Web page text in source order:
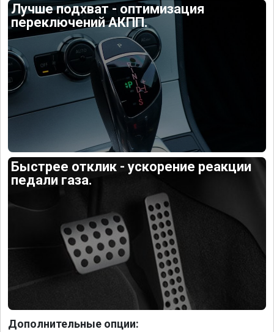
Лучше подхват - оптимизация
переключений АКПП.
Быстрее отклик - ускорение реакции
педали газа.
Дополнительные опции: